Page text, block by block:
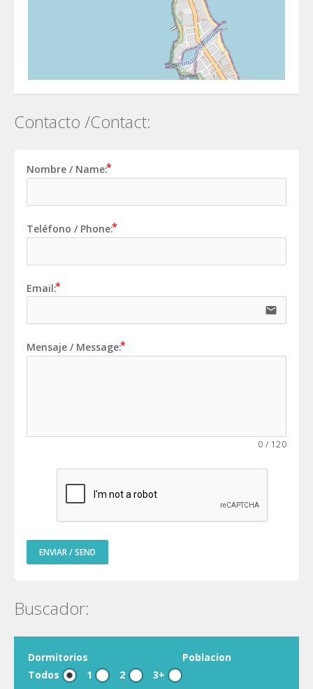
Contacto /Contact:
Nombre / Name:
Teléfono / Phone:
Email:
email
Mensaje / Message:
0 / 120
ENVIAR / SEND
Buscador:
Dormitorios
Todos
1 2 3+
Poblacion